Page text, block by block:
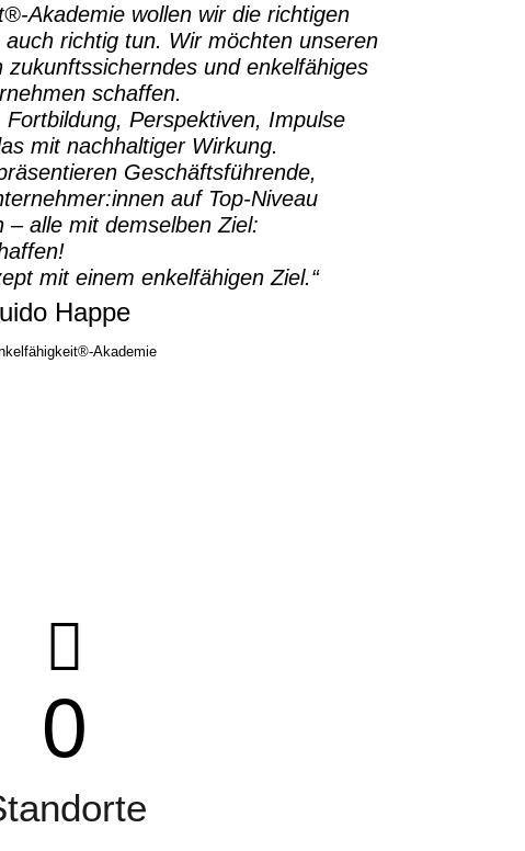
Akademie wollen wir die richtigen
richtig tun. Wir möchten unseren
zukunftssicherndes und enkelfähiges
schaffen.
Perspektiven, Impulse
mit nachhaltiger Wirkung.
Geschäftsführende,
auf Top-Niveau
– alle mit demselben Ziel:
mit einem enkelfähigen Ziel.“
Happe
Akademie
0